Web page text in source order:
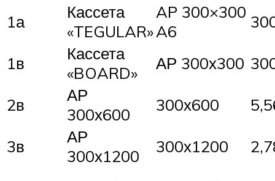
1а
Кассета
«TEGULAR»
AP 300×300
A6
1в
Кассета
«BOARD»
АР 300х300
2в
АР
300х600
300х600
3в
АР
300х1200
300х1200